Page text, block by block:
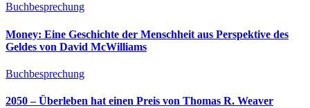
Buchbesprechung
Money: Eine Geschichte der Menschheit aus Perspektive des
Geldes von David McWilliams
Buchbesprechung
2050 – Überleben hat einen Preis von Thomas R. Weaver